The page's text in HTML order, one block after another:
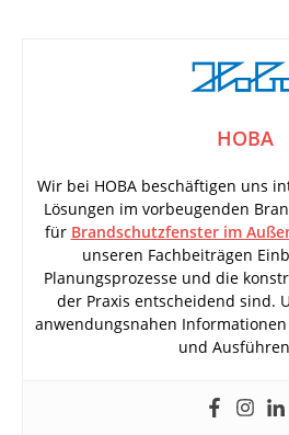
HOBA
Wir bei HOBA beschäftigen uns
Lösungen im vorbeugenden
für Brandschutzfenster im
unseren Fachbeiträgen
Planungsprozesse und die
der Praxis entscheidend sind.
anwendungsnahen
und